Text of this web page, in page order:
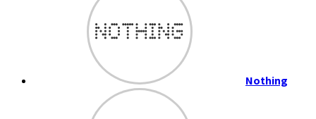
Nothing